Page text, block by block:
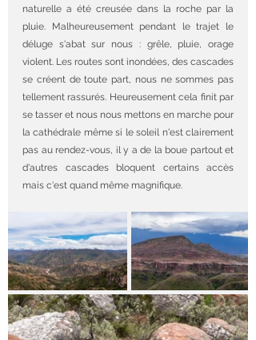
naturelle a été creusée dans la roche par la
pluie. Malheureusement pendant le trajet le
déluge s'abat sur nous : grêle, pluie, orage
violent. Les routes sont inondées, des cascades
se créent de toute part, nous ne sommes pas
tellement rassurés. Heureusement cela finit par
se tasser et nous nous mettons en marche pour
la cathédrale même si le soleil n'est clairement
pas au rendez-vous, il y a de la boue partout et
d'autres cascades bloquent certains accès
mais c'est quand même magnifique.